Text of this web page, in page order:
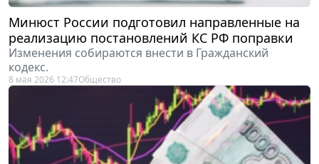
Минюст России подготовил направленные на
реализацию постановлений КС РФ поправки
Изменения собираются внести в Гражданский
кодекс.
8 мая 2026 12:47